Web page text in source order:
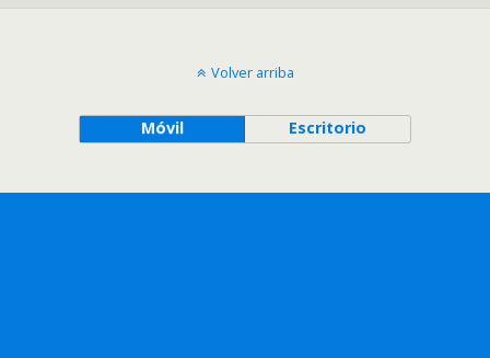
Volver arriba
Móvil Escritorio